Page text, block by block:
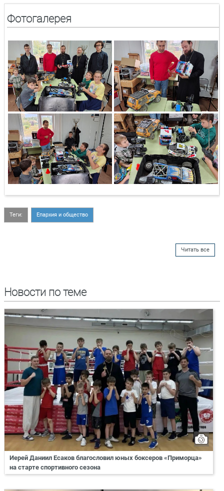
Фотогалерея
Теги: Епархия и общество
Читать все
Новости по теме
Иерей Даниил Есаков благословил юных боксеров «Приморца»
на старте спортивного сезона